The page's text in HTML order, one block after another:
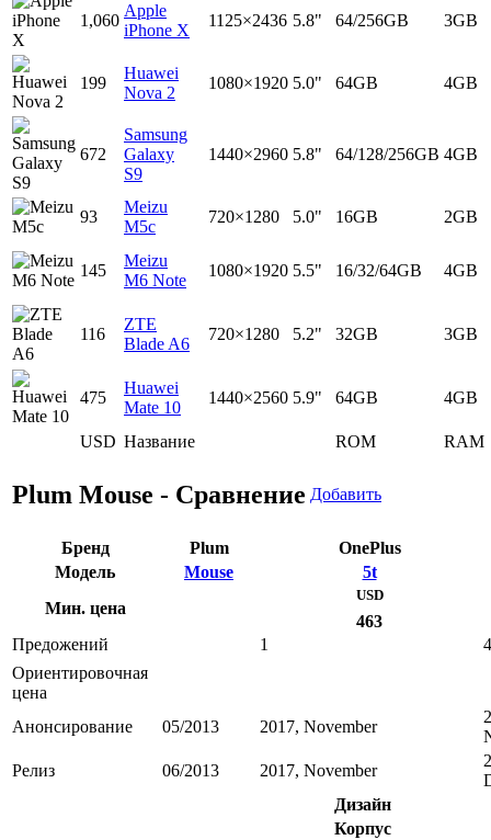
USD Название ROM RAM
1,060
Apple
iPhone X
1125×2436 5.8" 64/256GB 3GB
199
Huawei
Nova 2
1080×1920 5.0" 64GB 4GB
672
Samsung
Galaxy
S9
1440×2960 5.8" 64/128/256GB 4GB
93
Meizu
M5c
720×1280 5.0" 16GB 2GB
145
Meizu
M6 Note
1080×1920 5.5" 16/32/64GB 4GB
116
ZTE
Blade A6
720×1280 5.2" 32GB 3GB
475
Huawei
Mate 10
1440×2560 5.9" 64GB 4GB
Plum Mouse - Сравнение Добавить
Бренд Plum
OnePlus
Модель
Mouse
5t
Мин. цена
USD
463
Предожений
1
4
Ориентировочная
цена
Анонсирование
05/2013 2017, November
Релиз
06/2013 2017, November
Дизайн
Корпус